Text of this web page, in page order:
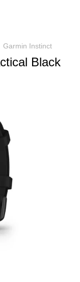
Garmin Instinct
Black